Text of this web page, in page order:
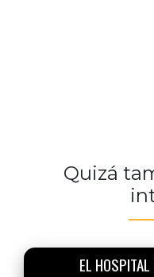
Quizá
EL